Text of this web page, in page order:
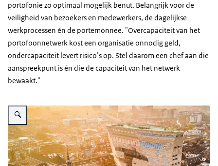
portofonie zo optimaal mogelijk benut. Belangrijk voor de
veiligheid van bezoekers en medewerkers, de dagelijkse
werkprocessen én de portemonnee. "Overcapaciteit van het
portofoonnetwerk kost een organisatie onnodig geld,
ondercapaciteit levert risico’s op. Stel daarom een chef aan die
aanspreekpunt is én die de capaciteit van het netwerk
bewaakt."
Vergroot afbeelding Gebouw Forum Groningen